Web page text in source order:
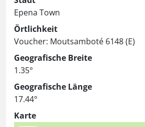
Epena Town
Örtlichkeit
Voucher: Moutsamboté 6148 (E)
Geografische Breite
1.35°
Geografische Länge
17.44°
Karte